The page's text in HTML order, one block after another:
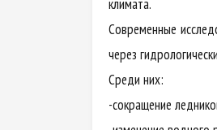
климата.
Современные
через
Среди них:
-сокращение